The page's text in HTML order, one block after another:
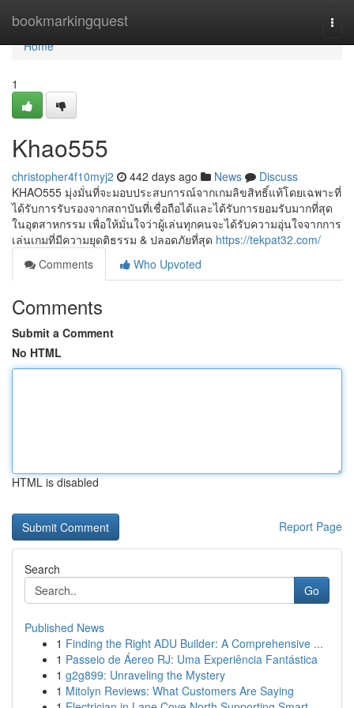
bookmarkingquest
Home
Home
1
Khao555
christopher4f10myj2 442 days ago News
Discuss
KHAO555 มุ่งมั่นที่จะมอบประสบการณ์จากเกมลิขสิทธิ์แท้โดยเฉพาะที่
ได้รับการรับรองจากสถาบันที่เชื่อถือได้และได้รับการยอมรับมากที่สุด
ในอุตสาหกรรม เพื่อให้มั่นใจว่าผู้เล่นทุกคนจะได้รับความอุ่นใจจากการ
เล่นเกมที่มีความยุดติธรรม & ปลอดภัยที่สุด https://tekpat32.com/
Comments
Who Upvoted
Comments
Submit a Comment
No HTML
HTML is disabled
Report Page
Search
Go
Published News
1 Finding the Right ADU Builder: A Comprehensive ...
1 Passeio de Áereo RJ: Uma Experiência Fantástica
1 g2g899: Unraveling the Mystery
1 Mitolyn Reviews: What Customers Are Saying